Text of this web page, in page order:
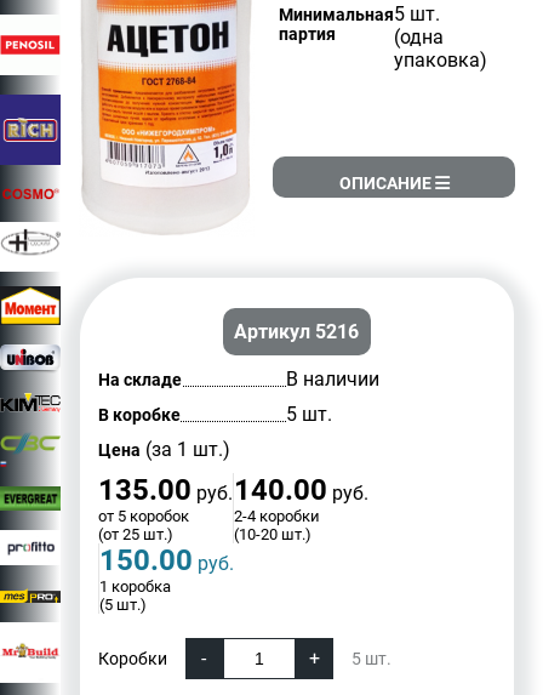
Минимальная
партия
5 шт.
(одна
упаковка)
ОПИСАНИЕ
Артикул 5216
На складе В наличии
В коробке 5 шт.
Цена (за 1 шт.)
135.00 руб.
от 5 коробок
(от 25 шт.)
140.00 руб.
2-4 коробки
(10-20 шт.)
150.00 руб.
1 коробка
(5 шт.)
Коробки 5шт.